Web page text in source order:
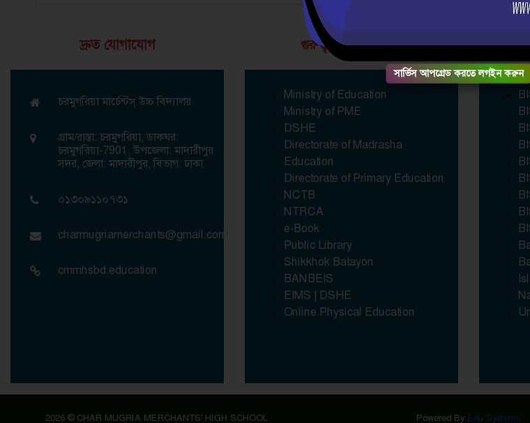
সার্ভিস আপগ্রেড করতে লগইন করুন
দ্রুত যোগাযোগ
চরমুগরিয়া মার্চেন্টস্ উচ্চ বিদ্যালয়
গ্রাম/রাস্তা: চরমুগরিয়া, ডাকঘর:
চরমুগরিয়া-7901, উপজেলা: মাদারীপুর
সদর, জেলা: মাদারীপুর, বিভাগ: ঢাকা
০১৩০৯১১০৭৩১
charmugriamerchants@gmail.com
cmmhsbd.education
গুরুত্বপূর্ণ লিংক সমূহ
Ministry of Education
Ministry of PME
DSHE
Directorate of Madrasha
Education
Directorate of Primary Education
NCTB
NTRCA
e-Book
Public Library
Shikkhok Batayon
BANBEIS
EIMS | DSHE
Online Physical Education
2026 © CHAR MUGRIA MERCHANTS' HIGH SCHOOL Powered By Edu Systems